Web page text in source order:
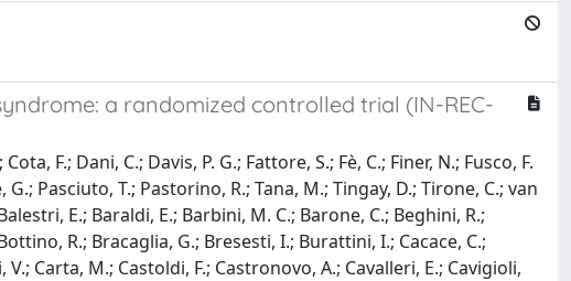
a randomized controlled trial (IN-REC-
F.; Dani, C.; Davis, P. G.; Fattore, S.; Fè, C.; Finer, N.; Fusco, F.
G.; Pasciuto, T.; Pastorino, R.; Tana, M.; Tingay, D.; Tirone, C.; van
E.; Baraldi, E.; Barbini, M. C.; Barone, C.; Beghini, R.;
R.; Bracaglia, G.; Bresesti, I.; Burattini, I.; Cacace, C.;
Carta, M.; Castoldi, F.; Castronovo, A.; Cavalleri, E.; Cavigioli,